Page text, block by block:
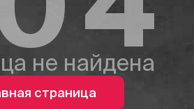
не найдена
страница